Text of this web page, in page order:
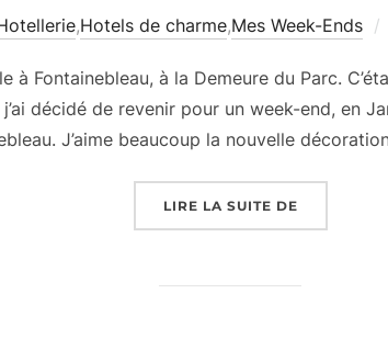
,Hotels de charme,Mes Week-Ends
à Fontainebleau, à la Demeure du Parc.
décidé de revenir pour un week-end, en
J’aime beaucoup la nouvelle
LIRE LA SUITE DE« WEEK-